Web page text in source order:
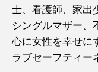
士、看護師、家出
シングルマザー、
心に女性を幸せに
ラブセーフティー